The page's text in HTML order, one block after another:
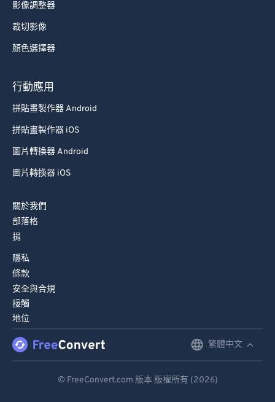
影像調整器
裁切影像
顏色選擇器
行動應用
拼貼畫製作器 Android
拼貼畫製作器 iOS
圖片轉換器 Android
圖片轉換器 iOS
關於我們
部落格
捐
隱私
條款
安全與合規
接觸
地位
繁體中文
© FreeConvert.com 版本 版權所有 (2026)